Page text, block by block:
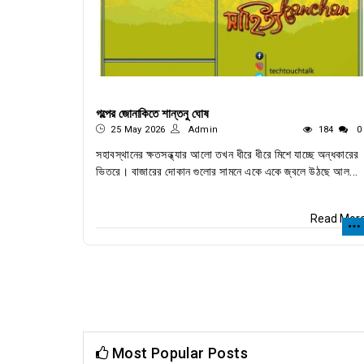
গল্পের জোনাকিতে শান্তনু ঘোষ
25 May 2026 Admin 184 0
সহাবস্থানের ক্ষতসন্ধ্যার আলো তখন ধীরে ধীরে মিশে যাচ্ছে অন্ধকারের
ভিতরে। বাজারের দোকান গুলোর সামনে একে একে জ্বলে উঠছে আল...
Read
Most Popular Posts